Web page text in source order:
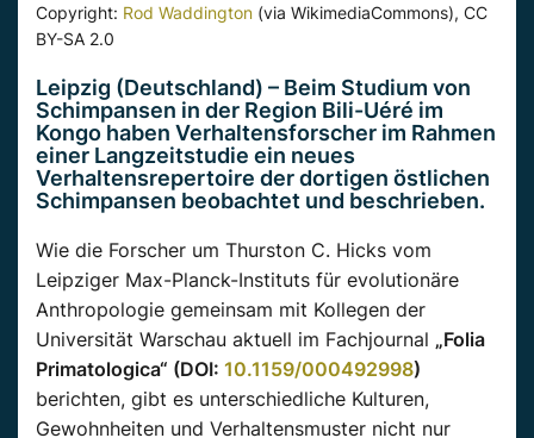
Copyright: Rod Waddington (via WikimediaCommons), CC
BY-SA 2.0
Leipzig (Deutschland) – Beim Studium von
Schimpansen in der Region Bili-Uéré im
Kongo haben Verhaltensforscher im Rahmen
einer Langzeitstudie ein neues
Verhaltensrepertoire der dortigen östlichen
Schimpansen beobachtet und beschrieben.
Wie die Forscher um Thurston C. Hicks vom
Leipziger Max-Planck-Instituts für evolutionäre
Anthropologie gemeinsam mit Kollegen der
Universität Warschau aktuell im Fachjournal „Folia
Primatologica“ (DOI: 10.1159/000492998)
berichten, gibt es unterschiedliche Kulturen,
Gewohnheiten und Verhaltensmuster nicht nur